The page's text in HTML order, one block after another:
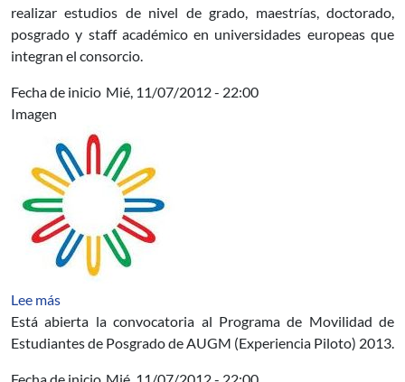
realizar estudios de nivel de grado, maestrías, doctorado,
posgrado y staff académico en universidades europeas que
integran el consorcio.
Fecha de inicio Mié, 11/07/2012 - 22:00
Imagen
Lee más
Está abierta la convocatoria al Programa de Movilidad de
Estudiantes de Posgrado de AUGM (Experiencia Piloto) 2013.
Fecha de inicio Mié, 11/07/2012 - 22:00